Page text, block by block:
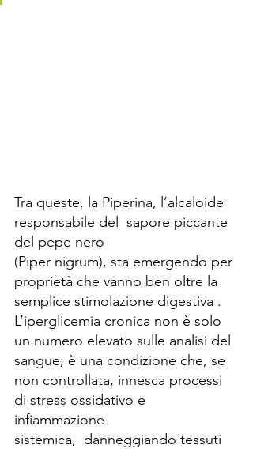
Tra queste, la Piperina, l’alcaloide
responsabile del  sapore piccante
del pepe nero
(Piper nigrum), sta emergendo per
proprietà che vanno ben oltre la
semplice stimolazione digestiva .
L’iperglicemia cronica non è solo
un numero elevato sulle analisi del
sangue; è una condizione che, se
non controllata, innesca processi
di stress ossidativo e
infiammazione
sistemica,  danneggiando tessuti